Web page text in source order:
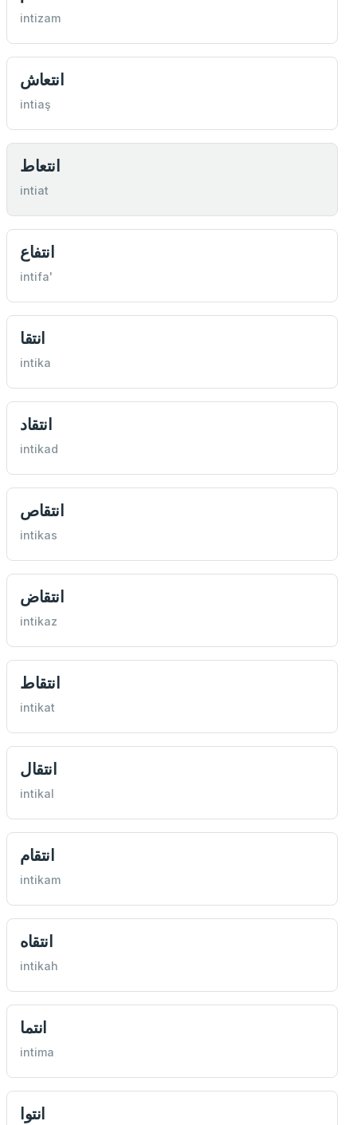
intizam
انتعاش
intiaş
انتعاط
intiat
انتفاع
intifa'
انتقا
intika
انتقاد
intikad
انتقاص
intikas
انتقاض
intikaz
انتقاط
intikat
انتقال
intikal
انتقام
intikam
انتقاه
intikah
انتما
intima
انتوا